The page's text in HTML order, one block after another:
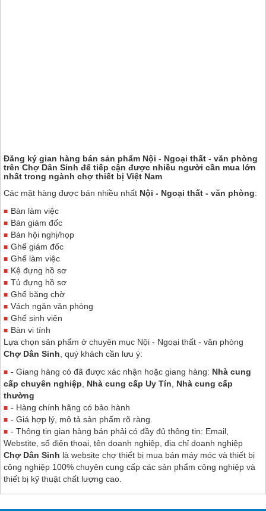
Đăng ký gian hàng bán sản phẩm Nội - Ngoại thất - văn phòng
trên Chợ Dân Sinh để tiếp cận được nhiều người cần mua lớn
nhất trong ngành chợ thiết bị Việt Nam
Các mặt hàng được bán nhiều nhất Nội - Ngoại thất - văn phòng:
Bàn làm việc
Bàn giám đốc
Bàn hội nghị/họp
Ghế giám đốc
Ghế làm việc
Kệ đựng hồ sơ
Tủ đựng hồ sơ
Ghế băng chờ
Vách ngăn văn phòng
Ghế sinh viên
Bàn vi tính
Lựa chọn sản phẩm ở chuyên mục Nội - Ngoại thất - văn phòng
Chợ Dân Sinh, quý khách cần lưu ý:
- Giang hàng có đã được xác nhận hoặc giang hàng: Nhà cung
cấp chuyên nghiệp, Nhà cung cấp Uy Tín, Nhà cung cấp
thường
- Hàng chính hãng có bảo hành
- Giá hợp lý, mô tả sản phẩm rõ ràng.
- Thông tin gian hàng bán phải có đầy đủ thông tin: Email,
Webstite, số điện thoại, tên doanh nghiệp, địa chỉ doanh nghiệp
Chợ Dân Sinh là website chợ thiết bị mua bán máy móc và thiết bị
công nghiệp 100% chuyên cung cấp các sản phẩm công nghiệp và
thiết bị kỹ thuật chất lượng cao.